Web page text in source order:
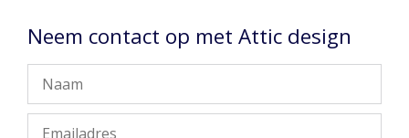
Neem contact op met Attic design